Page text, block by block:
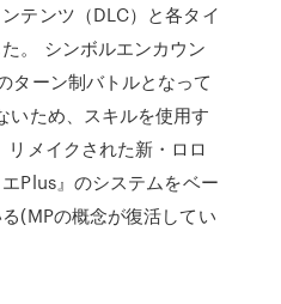
テンツ（DLC）と各タイ
。 シンボルエンカウン
ターン制バトルとなって
いため、スキルを使用す
リメイクされた新・ロロ
Plus』のシステムをベー
(MPの概念が復活してい